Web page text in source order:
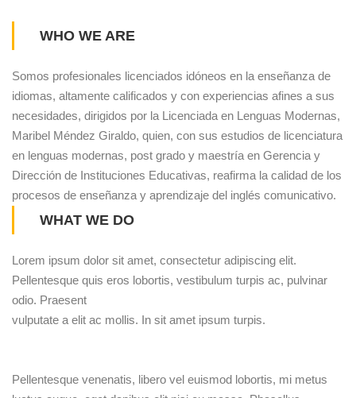
WHO WE ARE
Somos profesionales licenciados idóneos en la enseñanza de
idiomas, altamente calificados y con experiencias afines a sus
necesidades, dirigidos por la Licenciada en Lenguas Modernas,
Maribel Méndez Giraldo, quien, con sus estudios de licenciatura
en lenguas modernas, post grado y maestría en Gerencia y
Dirección de Instituciones Educativas, reafirma la calidad de los
procesos de enseñanza y aprendizaje del inglés comunicativo.
WHAT WE DO
Lorem ipsum dolor sit amet, consectetur adipiscing elit.
Pellentesque quis eros lobortis, vestibulum turpis ac, pulvinar
odio. Praesent
vulputate a elit ac mollis. In sit amet ipsum turpis.
Pellentesque venenatis, libero vel euismod lobortis, mi metus